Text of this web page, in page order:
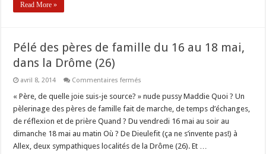
Read More »
Pélé des pères de famille du 16 au 18 mai,
dans la Drôme (26)
avril 8, 2014 Commentaires fermés
des
de
famille
du
16
au
18
« Père, de quelle joie suis-je source? » nude pussy Maddie Quoi ? Un
pèlerinage des pères de famille fait de marche, de temps d’échanges,
de réflexion et de prière Quand ? Du vendredi 16 mai au soir au
dimanche 18 mai au matin Où ? De Dieulefit (ça ne s’invente pas!) à
Allex, deux sympathiques localités de la Drôme (26). Et …